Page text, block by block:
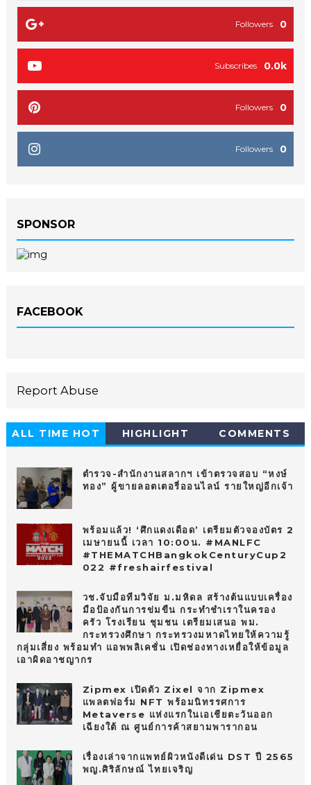
0
Followers
0.0k
Subscribes
0
Followers
0
Followers
SPONSOR
FACEBOOK
Report Abuse
ALL TIME HOT
HIGHLIGHT COMMENTS
ตำรวจ-สำนักงานสลากฯ เข้าตรวจสอบ “หงษ์
ทอง” ผู้ขายลอตเตอรี่ออนไลน์ รายใหญ่อีกเจ้า
พร้อมแล้ว! ‘ศึกแดงเดือด’ เตรียมตัวจองบัตร 2
เมษายนนี้ เวลา 10:00น. #MANLFC
#THEMATCHBangkokCenturyCup2
022 #freshairfestival
วช.จับมือทีมวิจัย ม.มหิดล สร้างต้นแบบเครื่อง
มือป้องกันการข่มขืน กระทำชำเราในครอง
ครัว โรงเรียน ชุมชน เตรียมเสนอ พม.
กระทรวงศึกษา กระทรวงมหาดไทยให้ความรู้
กลุ่มเสี่ยง พร้อมทำ แอพพลิเคชั่น เปิดช่องทางเหยื่อให้ข้อมูล
เอาผิดอาชญากร
Zipmex เปิดตัว Zixel จาก Zipmex
แพลตฟอร์ม NFT พร้อมนิทรรศการ
Metaverse แห่งแรกในเอเชียตะวันออก
เฉียงใต้ ณ ศูนย์การค้าสยามพารากอน
เรื่องเล่าจากแพทย์ผิวหนังดีเด่น DST ปี 2565
พญ.ศิริลักษณ์ ไทยเจริญ